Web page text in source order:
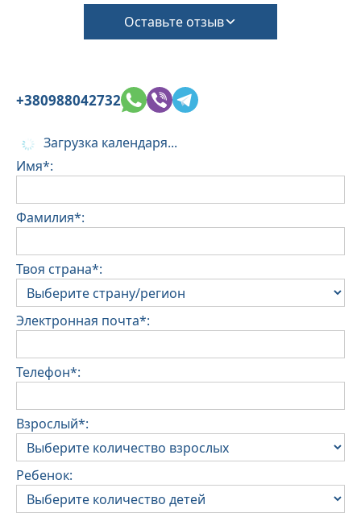
Необходимо подтвердить это во время
бронирования.
Оставьте отзыв
+380988042732
Загрузка календаря...
Имя*:
Фамилия*:
Твоя страна*:
Электронная почта*:
Телефон*:
Взрослый*:
Ребенок: